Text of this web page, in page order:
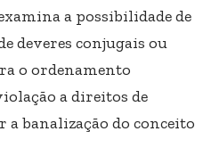
a possibilidade de
deveres conjugais ou
o ordenamento
a direitos de
a banalização do conceito